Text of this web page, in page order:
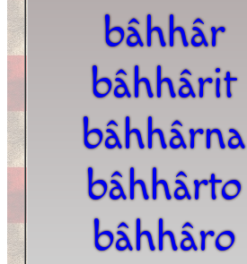
bâhhâr
bâhhârit
bâhhârna
bâhhârto
bâhhâro